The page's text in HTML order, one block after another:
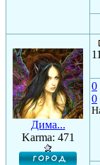
Дима...
Karma: 471
0
0